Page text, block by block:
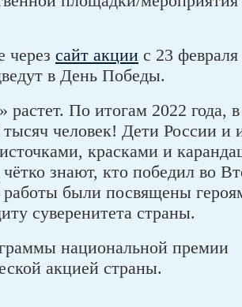
через сайт акции с 23
в День Победы.
По итогам 2022 года, в
человек! Дети России и
красками и
знают, кто победил во
были посвящены
суверенитета страны.
национальной премии
акцией страны.